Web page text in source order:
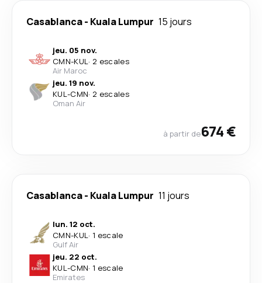
Casablanca- Kuala Lumpur 15 jours
jeu. 05 nov.
CMN-KUL· 2 escales
Air Maroc
jeu. 19 nov.
KUL-CMN· 2 escales
Oman Air
à partir de674 €
Casablanca- Kuala Lumpur 11 jours
lun. 12 oct.
CMN-KUL· 1 escale
Gulf Air
jeu. 22 oct.
KUL-CMN· 1 escale
Emirates